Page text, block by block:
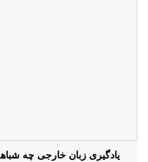
یادگیری زبان خارجی چه